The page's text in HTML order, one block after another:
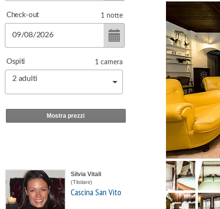
Check-out 1 notte
Ospiti
2 adulti
1 camera
Mostra prezzi
Silvia Vitali
(Titolare)
Cascina San Vito